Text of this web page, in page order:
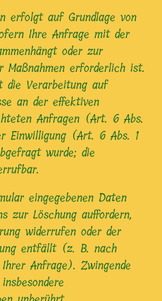
erfolgt auf Grundlage von
Ihre Anfrage mit der
oder zur
Maßnahmen erforderlich ist.
die Verarbeitung auf
an der effektiven
Anfragen (Art. 6 Abs.
Einwilligung (Art. 6 Abs. 1
wurde; die
eingegebenen Daten
zur Löschung auffordern,
widerrufen oder der
entfällt (z. B. nach
Anfrage). Zwingende